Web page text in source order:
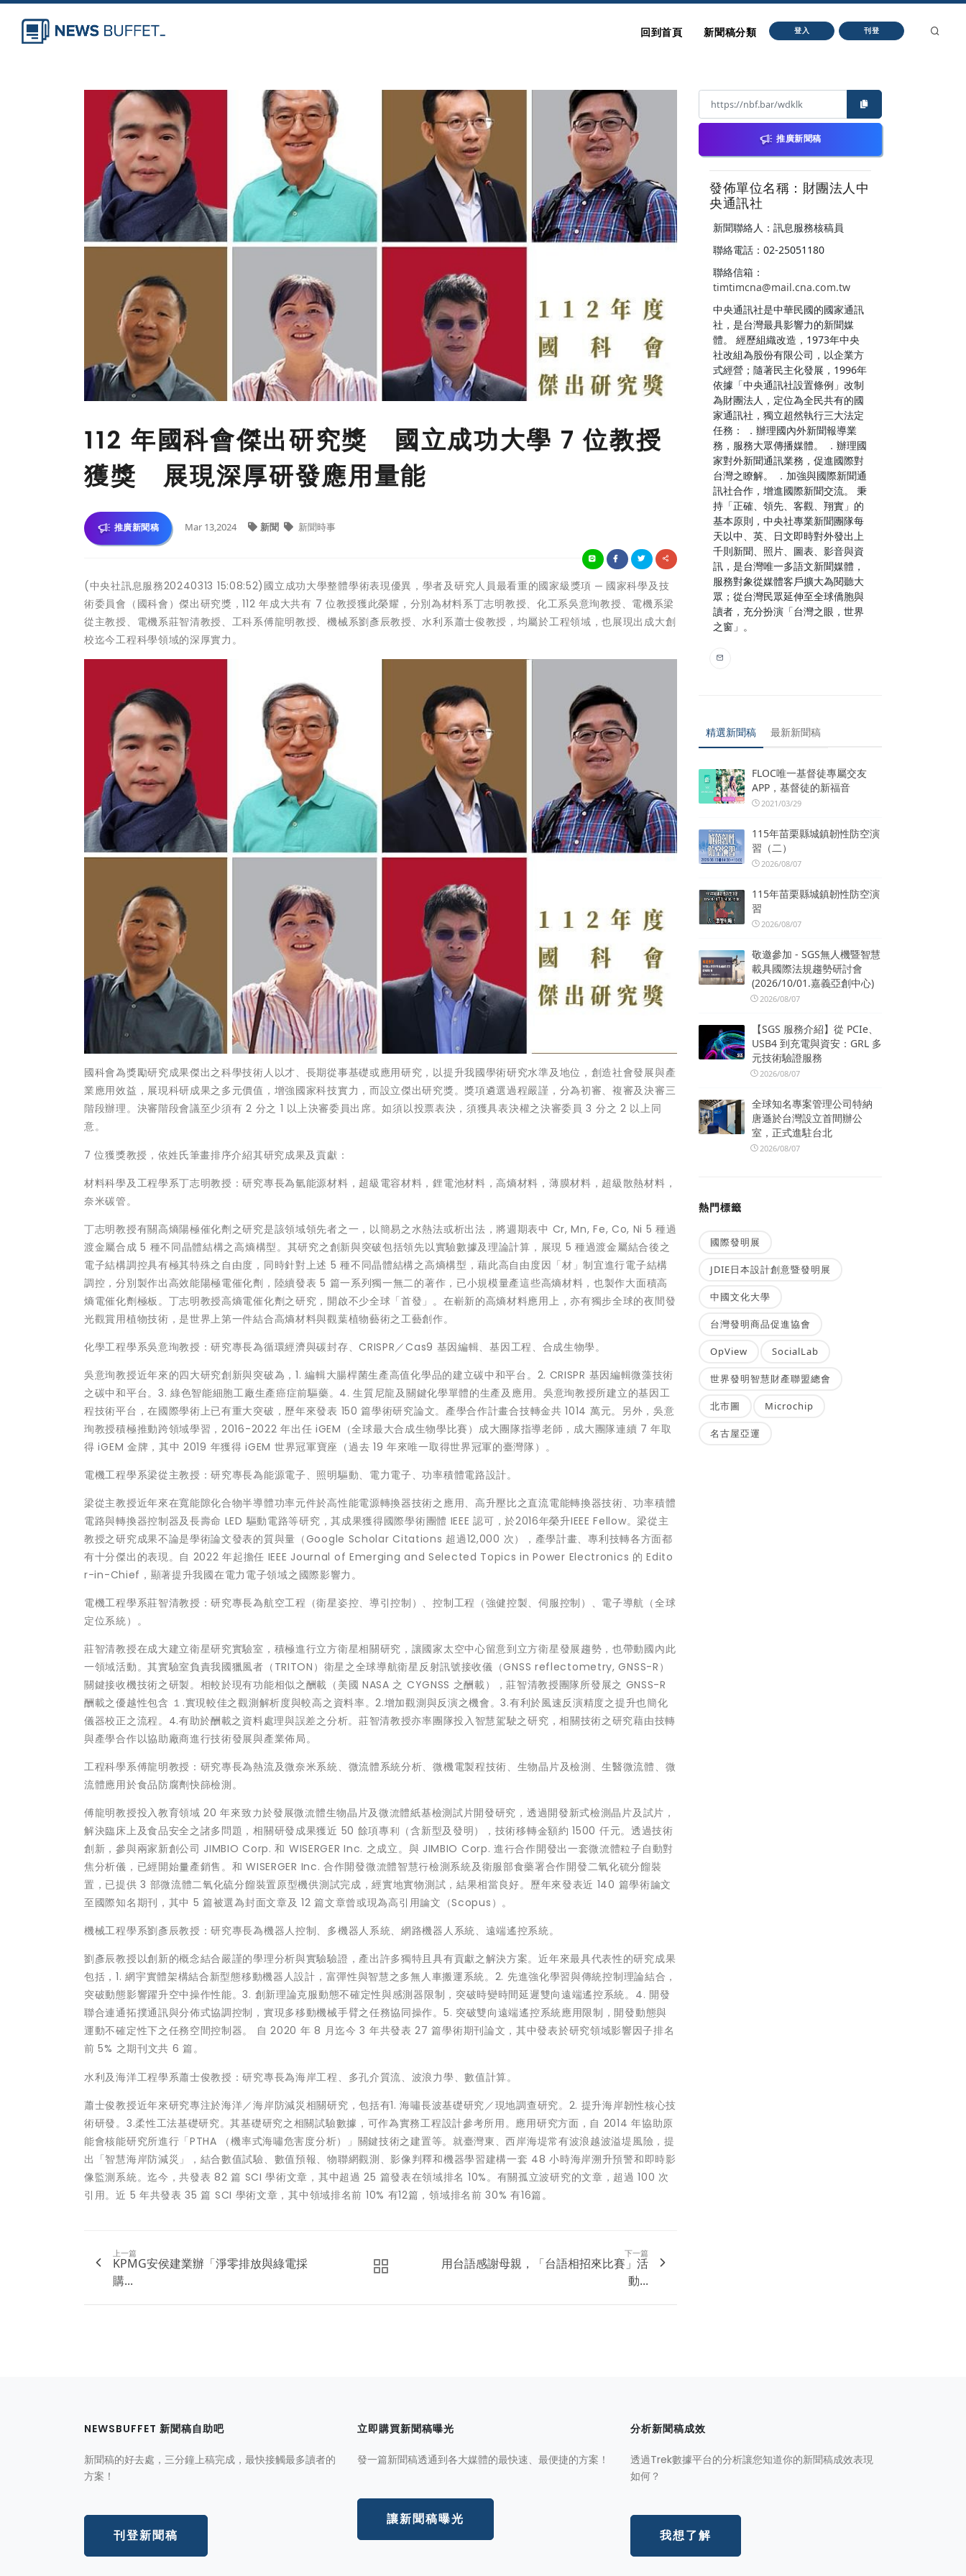
回到首頁 新聞稿分類 登入 刊登
112 年國科會傑出研究獎 國立成功大學 7 位教授
獲獎 展現深厚研發應用量能
推廣新聞稿 Mar 13,2024 新聞 新聞時事
(中央社訊息服務20240313 15:08:52)國立成功大學整體學術表現優異，學者及研究人員最看重的國家級獎項 ─ 國家科學及技
術委員會（國科會）傑出研究獎，112 年成大共有 7 位教授獲此榮耀，分別為材料系丁志明教授、化工系吳意珣教授、電機系梁
從主教授、電機系莊智清教授、工科系傅龍明教授、機械系劉彥辰教授、水利系蕭士俊教授，均屬於工程領域，也展現出成大創
校迄今工程科學領域的深厚實力。
國科會為獎勵研究成果傑出之科學技術人以才、長期從事基礎或應用研究，以提升我國學術研究水準及地位，創造社會發展與產
業應用效益，展現科研成果之多元價值，增強國家科技實力，而設立傑出研究獎。獎項遴選過程嚴謹，分為初審、複審及決審三
階段辦理。決審階段會議至少須有 2 分之 1 以上決審委員出席。如須以投票表決，須獲具表決權之決審委員 3 分之 2 以上同
意。
7 位獲獎教授，依姓氏筆畫排序介紹其研究成果及貢獻：
材料科學及工程學系丁志明教授：研究專長為氫能源材料，超級電容材料，鋰電池材料，高熵材料，薄膜材料，超級散熱材料，
奈米碳管。
丁志明教授有關高熵陽極催化劑之研究是該領域領先者之一，以簡易之水熱法或析出法，將週期表中 Cr, Mn, Fe, Co, Ni 5 種過
渡金屬合成 5 種不同晶體結構之高熵構型。其研究之創新與突破包括領先以實驗數據及理論計算，展現 5 種過渡金屬結合後之
電子結構調控具有極其特殊之自由度，同時針對上述 5 種不同晶體結構之高熵構型，藉此高自由度因「材」制宜進行電子結構
調控，分別製作出高效能陽極電催化劑，陸續發表 5 篇一系列獨一無二的著作，已小規模量產這些高熵材料，也製作大面積高
熵電催化劑極板。丁志明教授高熵電催化劑之研究，開啟不少全球「首發」。在嶄新的高熵材料應用上，亦有獨步全球的夜間發
光觀賞用植物技術，是世界上第一件結合高熵材料與觀葉植物藝術之工藝創作。
化學工程學系吳意珣教授：研究專長為循環經濟與碳封存、CRISPR／Cas9 基因編輯、基因工程、合成生物學。
吳意珣教授近年來的四大研究創新與突破為，1. 編輯大腸桿菌生產高值化學品的建立碳中和平台。2. CRISPR 基因編輯微藻技術
之碳中和平台。3. 綠色智能細胞工廠生產癌症前驅藥。4. 生質尼龍及關鍵化學單體的生產及應用。吳意珣教授所建立的基因工
程技術平台，在國際學術上已有重大突破，歷年來發表 150 篇學術研究論文。產學合作計畫合技轉金共 1014 萬元。另外，吳意
珣教授積極推動跨領域學習，2016-2022 年出任 iGEM（全球最大合成生物學比賽）成大團隊指導老師，成大團隊連續 7 年取
得 iGEM 金牌，其中 2019 年獲得 iGEM 世界冠軍寶座（過去 19 年來唯一取得世界冠軍的臺灣隊）。
電機工程學系梁從主教授：研究專長為能源電子、照明驅動、電力電子、功率積體電路設計。
梁從主教授近年來在寬能隙化合物半導體功率元件於高性能電源轉換器技術之應用、高升壓比之直流電能轉換器技術、功率積體
電路與轉換器控制器及長壽命 LED 驅動電路等研究，其成果獲得國際學術團體 IEEE 認可，於2016年榮升IEEE Fellow。梁從主
教授之研究成果不論是學術論文發表的質與量（Google Scholar Citations 超過12,000 次），產學計畫、專利技轉各方面都
有十分傑出的表現。自 2022 年起擔任 IEEE Journal of Emerging and Selected Topics in Power Electronics 的 Edito
r-in-Chief，顯著提升我國在電力電子領域之國際影響力。
電機工程學系莊智清教授：研究專長為航空工程（衛星姿控、導引控制）、控制工程（強健控製、伺服控制）、電子導航（全球
定位系統）。
莊智清教授在成大建立衛星研究實驗室，積極進行立方衛星相關研究，讓國家太空中心留意到立方衛星發展趨勢，也帶動國內此
一領域活動。其實驗室負責我國獵風者（TRITON）衛星之全球導航衛星反射訊號接收儀（GNSS reflectometry, GNSS-R）
關鍵接收機技術之研製。相較於現有功能相似之酬載（美國 NASA 之 CYGNSS 之酬載），莊智清教授團隊所發展之 GNSS-R
酬載之優越性包含 １.實現較佳之觀測解析度與較高之資料率。2.增加觀測與反演之機會。3.有利於風速反演精度之提升也簡化
儀器校正之流程。4.有助於酬載之資料處理與誤差之分析。莊智清教授亦率團隊投入智慧駕駛之研究，相關技術之研究藉由技轉
與產學合作以協助廠商進行技術發展與產業佈局。
工程科學系傅龍明教授：研究專長為熱流及微奈米系統、微流體系統分析、微機電製程技術、生物晶片及檢測、生醫微流體、微
流體應用於食品防腐劑快篩檢測。
傅龍明教授投入教育領域 20 年來致力於發展微流體生物晶片及微流體紙基檢測試片開發研究，透過開發新式檢測晶片及試片，
解決臨床上及食品安全之諸多問題，相關研發成果獲近 50 餘項專利（含新型及發明），技術移轉金額約 1500 仟元。透過技術
創新，參與兩家新創公司 JIMBIO Corp. 和 WISERGER Inc. 之成立。與 JIMBIO Corp. 進行合作開發出一套微流體粒子自動對
焦分析儀，已經開始量產銷售。和 WISERGER Inc. 合作開發微流體智慧行檢測系統及衛服部食藥署合作開發二氧化硫分餾裝
置，已提供 3 部微流體二氧化硫分餾裝置原型機供測試完成，經實地實物測試，結果相當良好。歷年來發表近 140 篇學術論文
至國際知名期刊，其中 5 篇被選為封面文章及 12 篇文章曾或現為高引用論文（Scopus）。
機械工程學系劉彥辰教授：研究專長為機器人控制、多機器人系統、網路機器人系統、遠端遙控系統。
劉彥辰教授以創新的概念結合嚴謹的學理分析與實驗驗證，產出許多獨特且具有貢獻之解決方案。近年來最具代表性的研究成果
包括，1. 網宇實體架構結合新型態移動機器人設計，富彈性與智慧之多無人車搬運系統。2. 先進強化學習與傳統控制理論結合，
突破動態影響躍升空中操作性能。3. 創新理論克服動態不確定性與感測器限制，突破時變時間延遲雙向遠端遙控系統。4. 開發
聯合連通拓撲通訊與分佈式協調控制，實現多移動機械手臂之任務協同操作。5. 突破雙向遠端遙控系統應用限制，開發動態與
運動不確定性下之任務空間控制器。 自 2020 年 8 月迄今 3 年共發表 27 篇學術期刊論文，其中發表於研究領域影響因子排名
前 5% 之期刊文共 6 篇。
水利及海洋工程學系蕭士俊教授：研究專長為海岸工程、多孔介質流、波浪力學、數值計算。
蕭士俊教授近年來研究專注於海洋／海岸防減災相關研究，包括有1. 海嘯長波基礎研究／現地調查研究。2. 提升海岸韌性核心技
術研發。3.柔性工法基礎研究。其基礎研究之相關試驗數據，可作為實務工程設計參考所用。應用研究方面，自 2014 年協助原
能會核能研究所進行「PTHA （機率式海嘯危害度分析）」關鍵技術之建置等。就臺灣東、西岸海堤常有波浪越波溢堤風險，提
出「智慧海岸防減災」，結合數值試驗、數值預報、物聯網觀測、影像判釋和機器學習建構一套 48 小時海岸溯升預警和即時影
像監測系統。迄今，共發表 82 篇 SCI 學術文章，其中超過 25 篇發表在領域排名 10%。有關孤立波研究的文章，超過 100 次
引用。近 5 年共發表 35 篇 SCI 學術文章，其中領域排名前 10% 有12篇，領域排名前 30% 有16篇。
上一篇
KPMG安侯建業辦「淨零排放與綠電採
購...
下一篇
用台語感謝母親，「台語相招來比賽」活
動...
推廣新聞稿
發佈單位名稱：財團法人中
央通訊社
新聞聯絡人：訊息服務核稿員
聯絡電話：02-25051180
聯絡信箱：
timtimcna@mail.cna.com.tw
中央通訊社是中華民國的國家通訊
社，是台灣最具影響力的新聞媒
體。 經歷組織改造，1973年中央
社改組為股份有限公司，以企業方
式經營；隨著民主化發展，1996年
依據「中央通訊社設置條例」改制
為財團法人，定位為全民共有的國
家通訊社，獨立超然執行三大法定
任務： ．辦理國內外新聞報導業
務，服務大眾傳播媒體。 ．辦理國
家對外新聞通訊業務，促進國際對
台灣之瞭解。 ．加強與國際新聞通
訊社合作，增進國際新聞交流。 秉
持「正確、領先、客觀、翔實」的
基本原則，中央社專業新聞團隊每
天以中、英、日文即時對外發出上
千則新聞、照片、圖表、影音與資
訊，是台灣唯一多語文新聞媒體，
服務對象從媒體客戶擴大為閱聽大
眾；從台灣民眾延伸至全球僑胞與
讀者，充分扮演「台灣之眼，世界
之窗」。
精選新聞稿 最新新聞稿
FLOC唯一基督徒專屬交友
APP，基督徒的新福音
2021/03/29
115年苗栗縣城鎮韌性防空演
習（二）
2026/08/07
115年苗栗縣城鎮韌性防空演
習
2026/08/07
敬邀參加 - SGS無人機暨智慧
載具國際法規趨勢研討會
(2026/10/01.嘉義亞創中心)
2026/08/07
【SGS 服務介紹】從 PCIe、
USB4 到充電與資安：GRL 多
元技術驗證服務
2026/08/07
全球知名專案管理公司特納
唐遜於台灣設立首間辦公
室，正式進駐台北
2026/08/07
熱門標籤
國際發明展
JDIE日本設計創意暨發明展
中國文化大學
台灣發明商品促進協會
OpView SocialLab
世界發明智慧財產聯盟總會
北市圖 Microchip
名古屋亞運
NEWSBUFFET 新聞稿自助吧
新聞稿的好去處，三分鐘上稿完成，最快接觸最多讀者的
方案！
刊登新聞稿
立即購買新聞稿曝光
發一篇新聞稿透通到各大媒體的最快速、最便捷的方案！
讓新聞稿曝光
分析新聞稿成效
透過Trek數據平台的分析讓您知道你的新聞稿成效表現
如何？
我想了解